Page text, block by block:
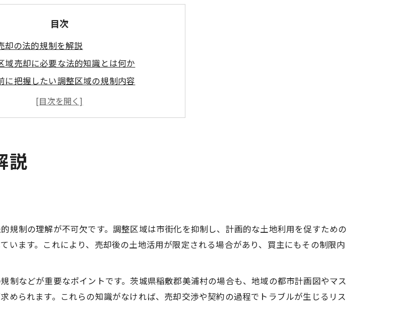
目次
却の法的規制を解説
域売却に必要な法的知識とは何か
に把握したい調整区域の規制内容
域売却の許認可取得に向けた準備
域売却時の注意点と実務上の影響
市計画で注意すべき点
都市計画図から調整区域売却を確認
域売却に影響する都市計画の変更例
画図を活用した調整区域売却の対応策
却で確認したい調整区域の規制要件
域売却に不可欠な行政手続きの全体像
域売却時の転用申請と注意点
説
規制の理解が不可欠です。調整区域は市街化を抑制し、計画的な土地利用を促すための
います。これにより、売却後の土地活用が限定される場合があり、買主にもその制限内
制などが重要なポイントです。茨城県稲敷郡美浦村の場合も、地域の都市計画図やマス
められます。これらの知識がなければ、売却交渉や契約の過程でトラブルが生じるリス